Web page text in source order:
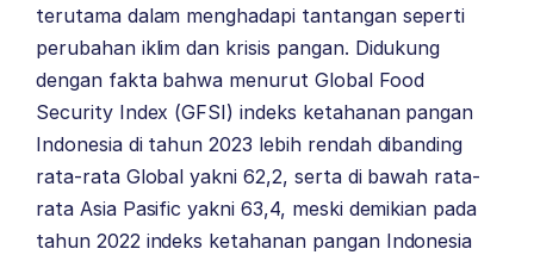
terutama dalam menghadapi tantangan seperti
perubahan iklim dan krisis pangan. Didukung
dengan fakta bahwa menurut Global Food
Security Index (GFSI) indeks ketahanan pangan
Indonesia di tahun 2023 lebih rendah dibanding
rata-rata Global yakni 62,2, serta di bawah rata-
rata Asia Pasific yakni 63,4, meski demikian pada
tahun 2022 indeks ketahanan pangan Indonesia